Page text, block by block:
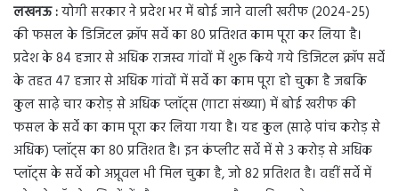
लखनऊ :योगी सरकार ने प्रदेश भर में बोई जाने वाली खरीफ (2024-25)
की फसल के डिजिटल क्रॉप सर्वे का 80 प्रतिशत काम पूरा कर लिया है।
प्रदेश के 84 हजार से अधिक राजस्व गांवों में शुरू किये गये डिजिटल क्रॉप सर्वे
के तहत 47 हजार से अधिक गांवों में सर्वे का काम पूरा हो चुका है जबकि
कुल साढ़े चार करोड़ से अधिक प्लॉट्स (गाटा संख्या) में बोई खरीफ की
फसल के सर्वे का काम पूरा कर लिया गया है। यह कुल (साढ़े पांच करोड़ से
अधिक) प्लॉट्स का 80 प्रतिशत है। इन कंप्लीट सर्वे में से 3 करोड़ से अधिक
प्लॉट्स के सर्वे को अप्रूवल भी मिल चुका है, जो 82 प्रतिशत है। वहीं सर्वे में